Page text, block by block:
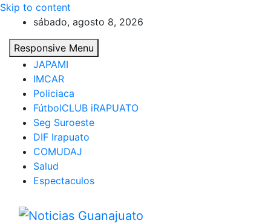
Skip to content
sábado, agosto 8, 2026
Responsive Menu
JAPAMI
IMCAR
Policiaca
FútbolCLUB iRAPUATO
Seg Suroeste
DIF Irapuato
COMUDAJ
Salud
Espectaculos